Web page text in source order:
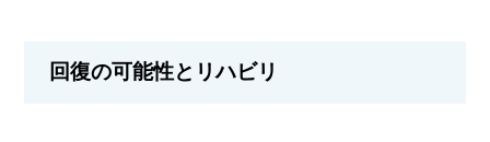
回復の可能性とリハビリ